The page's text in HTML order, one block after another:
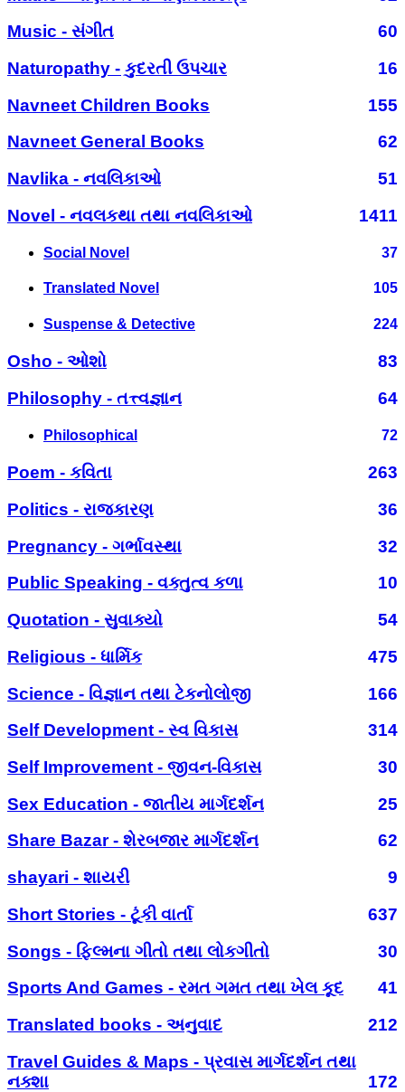
Music - સંગીત
60
Naturopathy - કુદરતી ઉપચાર
16
Navneet Children Books
155
Navneet General Books
62
Navlika - નવલિકાઓ
51
Novel - નવલકથા તથા નવલિકાઓ
1411
Social Novel 37
Translated Novel 105
Suspense & Detective 224
Osho - ઓશો
83
Philosophy - તત્ત્વજ્ઞાન
64
Philosophical 72
Poem - કવિતા
263
Politics - રાજકારણ
36
Pregnancy - ગર્ભાવસ્થા
32
Public Speaking - વક્તુત્વ કળા
10
Quotation - સુવાક્યો
54
Religious - ધાર્મિક
475
Science - વિજ્ઞાન તથા ટેકનોલોજી
166
Self Development - સ્વ વિકાસ
314
Self Improvement - જીવન-વિકાસ
30
Sex Education - જાતીય માર્ગદર્શન
25
Share Bazar - શેરબજાર માર્ગદર્શન
62
shayari - શાયરી
9
Short Stories - ટૂંકી વાર્તા
637
Songs - ફિલ્મના ગીતો તથા લોકગીતો
30
Sports And Games - રમત ગમત તથા ખેલ કૂદ
41
Translated books - અનુવાદ
212
Travel Guides & Maps - પ્રવાસ માર્ગદર્શન તથા
નક્શા
172